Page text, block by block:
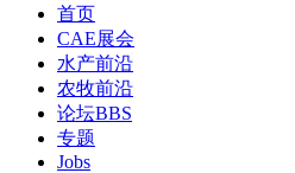
首页
CAE展会
水产前沿
农牧前沿
论坛BBS
专题
Jobs